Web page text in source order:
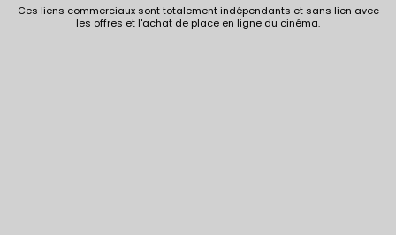
Ces liens commerciaux sont totalement indépendants et sans lien avec
les offres et l'achat de place en ligne du cinéma.